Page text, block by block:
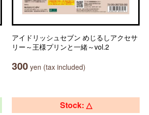
アイドリッシュセブン めじるしアクセサ
リー～王様プリンと一緒～vol.2
300 yen (tax included)
Stock: △